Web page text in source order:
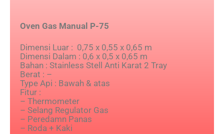
Oven Gas Manual P-75
Dimensi Luar : 0,75 x 0,55 x 0,65 m
Dimensi Dalam : 0,6 x 0,5 x 0,65 m
Bahan : Stainless Stell Anti Karat 2 Tray
Berat : –
Type Api : Bawah & atas
Fitur :
– Thermometer
– Selang Regulator Gas
– Peredamn Panas
– Roda + Kaki